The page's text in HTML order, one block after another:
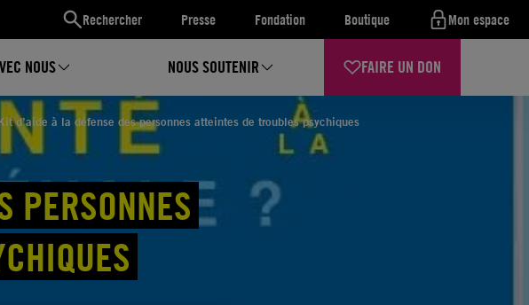
Rechercher Presse Fondation Boutique Mon espace
NOUS NOUS SOUTENIR FAIRE UN DON
d’aide à la défense des personnes atteintes de troubles psychiques
PERSONNES